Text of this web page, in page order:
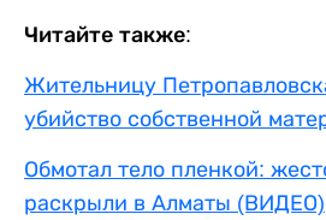
Читайте также:
Жительницу
убийство собственной
Обмотал тело пленкой:
раскрыли в Алматы (ВИДЕО)